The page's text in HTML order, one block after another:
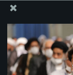
บรรดาสมาชิกสมั
สูงสุดการปฏิวัติอิ